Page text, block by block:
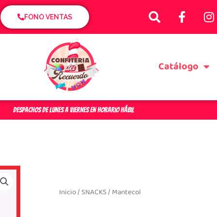
FONO VENTAS S
e
a
h
F
a
c
o
-
f
I
n
s
g
Catálogo
DESPACHOS DE LUNES A VIERNES EN HORARIO HÁBIL
Inicio/ SNACKS/ Mantecol